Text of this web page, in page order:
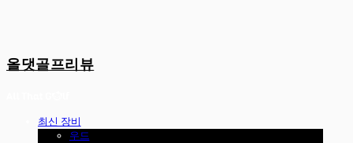
올댓골프리뷰
최신 장비
우드